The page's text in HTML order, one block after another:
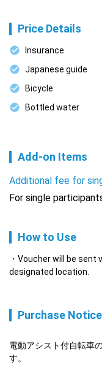
Price Details
Insurance
Japanese guide
Bicycle
Bottled water
Add-on Items
Additional fee for
For single
How to Use
Voucher will be sent
designated location.
Purchase Notice
電動アシスト付自転車
す。